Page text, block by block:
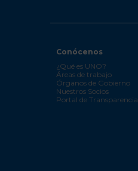
Conócenos
¿Qué es UNO?
Áreas de trabajo
Órganos de Gobierno
Nuestros Socios
Portal de Transparencia